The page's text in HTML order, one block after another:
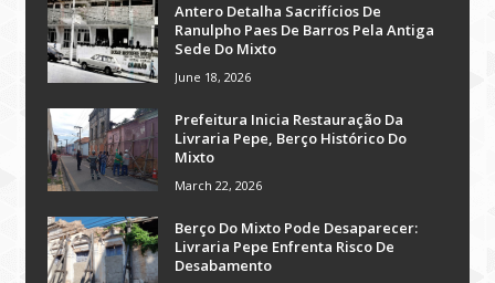
Antero Detalha Sacrifícios De
Ranulpho Paes De Barros Pela Antiga
Sede Do Mixto
June 18, 2026
Prefeitura Inicia Restauração Da
Livraria Pepe, Berço Histórico Do
Mixto
March 22, 2026
Berço Do Mixto Pode Desaparecer:
Livraria Pepe Enfrenta Risco De
Desabamento